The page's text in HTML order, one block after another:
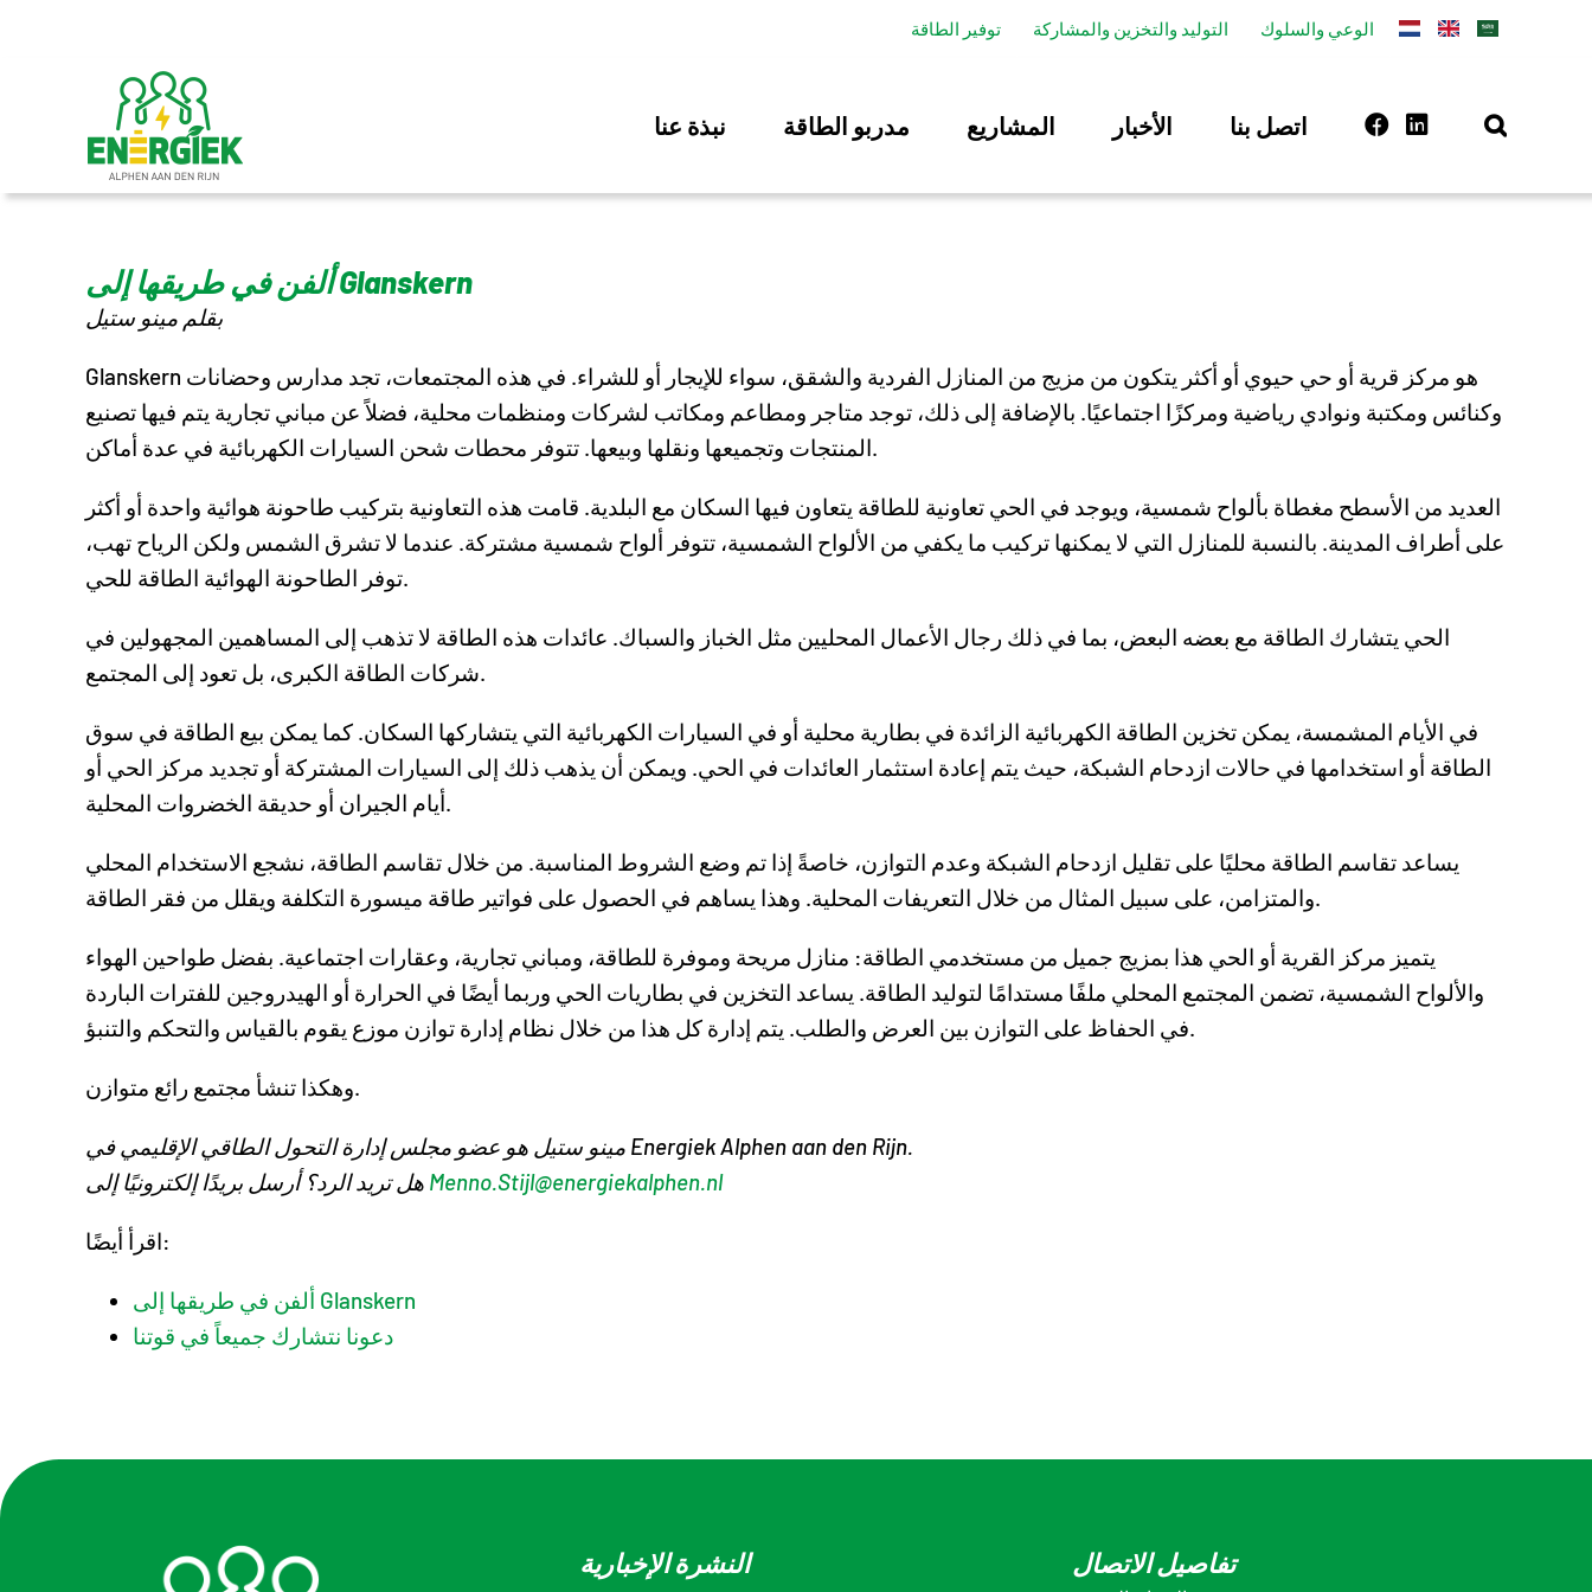
توفير الطاقة التوليد والتخزين والمشاركة الوعي والسلوك
نبذة عنا مدربو الطاقة المشاريع الأخبار اتصل بنا
ألفن في طريقها إلى Glanskern
Glanskern هو مركز قرية أو حي حيوي أو أكثر يتكون من مزيج من المنازل الفردية والشقق، سواء للإيجار أو للشراء. في هذه المجتمعات، تجد مدارس وحضانات
وكنائس ومكتبة ونوادي رياضية ومركزًا اجتماعيًا. بالإضافة إلى ذلك، توجد متاجر ومطاعم ومكاتب لشركات ومنظمات محلية، فضلاً عن مباني تجارية يتم فيها تصنيع
المنتجات وتجميعها ونقلها وبيعها. تتوفر محطات شحن السيارات الكهربائية في عدة أماكن.
العديد من الأسطح مغطاة بألواح شمسية، ويوجد في الحي تعاونية للطاقة يتعاون فيها السكان مع البلدية. قامت هذه التعاونية بتركيب طاحونة هوائية واحدة أو أكثر
على أطراف المدينة. بالنسبة للمنازل التي لا يمكنها تركيب ما يكفي من الألواح الشمسية، تتوفر ألواح شمسية مشتركة. عندما لا تشرق الشمس ولكن الرياح تهب،
توفر الطاحونة الهوائية الطاقة للحي.
الحي يتشارك الطاقة مع بعضه البعض، بما في ذلك رجال الأعمال المحليين مثل الخباز والسباك. عائدات هذه الطاقة لا تذهب إلى المساهمين المجهولين في
شركات الطاقة الكبرى، بل تعود إلى المجتمع.
في الأيام المشمسة، يمكن تخزين الطاقة الكهربائية الزائدة في بطارية محلية أو في السيارات الكهربائية التي يتشاركها السكان. كما يمكن بيع الطاقة في سوق
الطاقة أو استخدامها في حالات ازدحام الشبكة، حيث يتم إعادة استثمار العائدات في الحي. ويمكن أن يذهب ذلك إلى السيارات المشتركة أو تجديد مركز الحي أو
أيام الجيران أو حديقة الخضروات المحلية.
يساعد تقاسم الطاقة محليًا على تقليل ازدحام الشبكة وعدم التوازن، خاصةً إذا تم وضع الشروط المناسبة. من خلال تقاسم الطاقة، نشجع الاستخدام المحلي
والمتزامن، على سبيل المثال من خلال التعريفات المحلية. وهذا يساهم في الحصول على فواتير طاقة ميسورة التكلفة ويقلل من فقر الطاقة.
يتميز مركز القرية أو الحي هذا بمزيج جميل من مستخدمي الطاقة: منازل مريحة وموفرة للطاقة، ومباني تجارية، وعقارات اجتماعية. بفضل طواحين الهواء
والألواح الشمسية، تضمن المجتمع المحلي ملفًا مستدامًا لتوليد الطاقة. يساعد التخزين في بطاريات الحي وربما أيضًا في الحرارة أو الهيدروجين للفترات الباردة
في الحفاظ على التوازن بين العرض والطلب. يتم إدارة كل هذا من خلال نظام إدارة توازن موزع يقوم بالقياس والتحكم والتنبؤ.
وهكذا تنشأ مجتمع رائع متوازن.
مينو ستيل هو عضو مجلس إدارة التحول الطاقي الإقليمي في Energiek Alphen aan den Rijn.
Menno.Stijl@energiekalphen.nl
اقرأ أيضًا:
ألفن في طريقها إلى Glanskern
دعونا نتشارك جميعاً في قوتنا
النشرة الإخبارية
تفاصيل الاتصال